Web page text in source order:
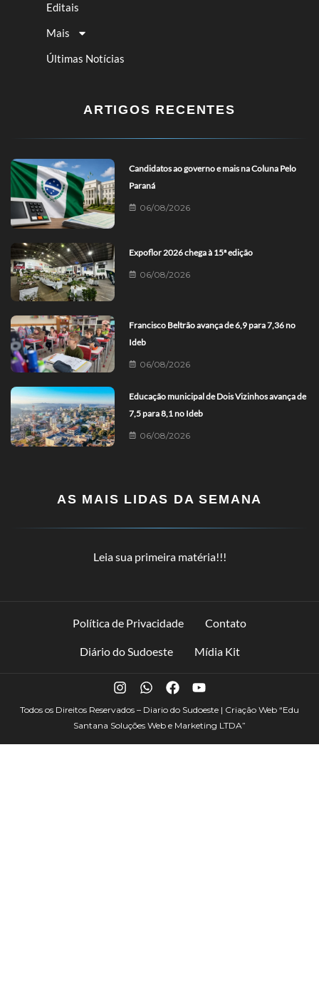
Editais
Mais
Últimas Notícias
ARTIGOS RECENTES
Candidatos ao governo e mais na Coluna Pelo
Paraná
06/08/2026
Expoflor 2026 chega à 15ª edição
06/08/2026
Francisco Beltrão avança de 6,9 para 7,36 no
Ideb
06/08/2026
Educação municipal de Dois Vizinhos avança de
7,5 para 8,1 no Ideb
06/08/2026
AS MAIS LIDAS DA SEMANA
Leia sua primeira matéria!!!
Política de Privacidade Contato
Diário do Sudoeste Mídia Kit
Todos os Direitos Reservados – Diario do Sudoeste | Criação Web “Edu
Santana Soluções Web e Marketing LTDA”